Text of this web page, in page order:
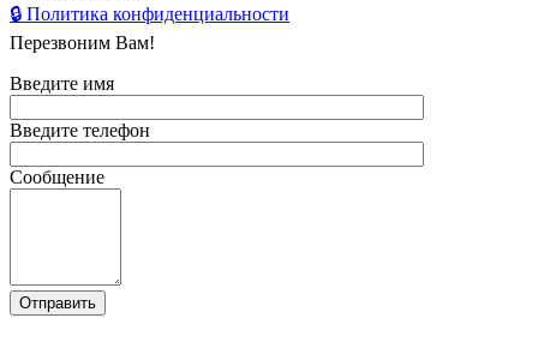
🔒 Политика конфиденциальности
Перезвоним Вам!
Введите имя
Введите телефон
Сообщение